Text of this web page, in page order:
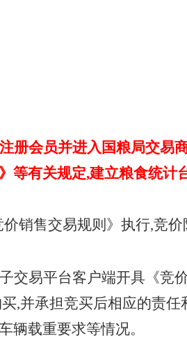
册会员并进入国粮局交易
等有关规定,建立粮食统计
销售交易规则》执行,竞价
交易平台客户端开具《竞
,并承担竞买后相应的责
辆载重要求等情况。